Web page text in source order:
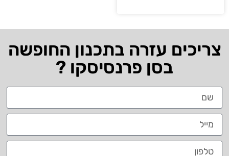
צריכים עזרה בתכנון החופשה
בסן פרנסיסקו ?